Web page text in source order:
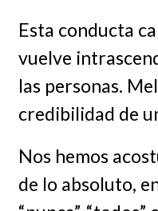
Esta conducta
vuelve
las personas.
credibilidad de
Nos hemos
de lo absoluto,